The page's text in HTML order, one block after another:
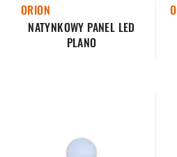
ORION
NATYNKOWY PANEL LED
PLANO